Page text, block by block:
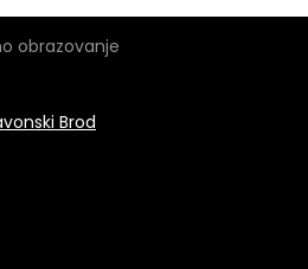
obrazovanje
Brod